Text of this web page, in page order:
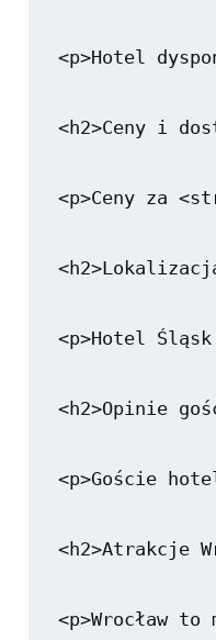
<p>Hotel
<h2>Ceny i
<p>Ceny za
<p>Hotel
<h2>Opinie
<p>Goście
<h2>Atrakcje
<p>Wrocław